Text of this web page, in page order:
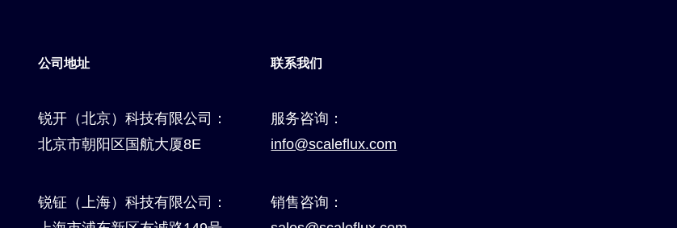
公司地址
锐开（北京）科技有限公司：
北京市朝阳区国航大厦8E
锐钲（上海）科技有限公司：
联系我们
服务咨询：
info@scaleflux.com
销售咨询：